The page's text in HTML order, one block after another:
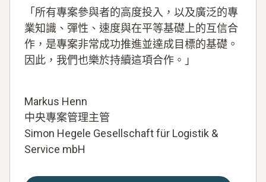
「所有專案參與者的高度投入，以及廣泛的專
業知識、彈性、速度與在平等基礎上的互信合
作，是專案非常成功推進並達成目標的基礎。
因此，我們也樂於持續這項合作。」
Markus Henn
中央專案管理主管
Simon Hegele Gesellschaft für Logistik &
Service mbH